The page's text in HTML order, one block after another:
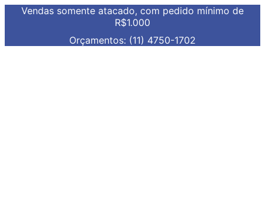
Vendas somente atacado, com pedido mínimo de
R$1.000
Orçamentos: (11) 4750-1702